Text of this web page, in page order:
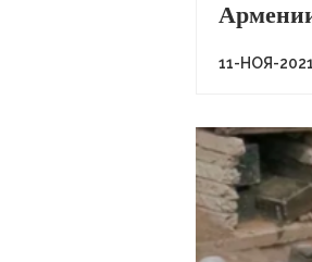
11-НОЯ-2021